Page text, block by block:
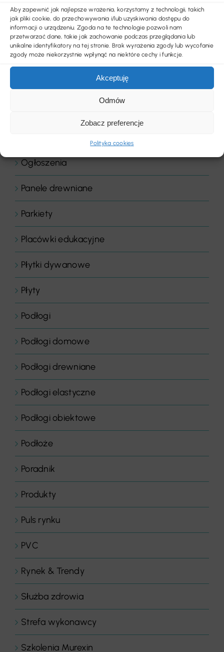
Aby zapewnić jak najlepsze wrażenia, korzystamy z technologii, takich
jak pliki cookie, do przechowywania i/lub uzyskiwania dostępu do
informacji o urządzeniu. Zgoda na te technologie pozwoli nam
przetwarzać dane, takie jak zachowanie podczas przeglądania lub
unikalne identyfikatory na tej stronie. Brak wyrażenia zgody lub wycofanie
zgody może niekorzystnie wpłynąć na niektóre cechy i funkcje.
Akceptuję
Odmów
Zobacz preferencje
Polityka cookies
Listwy podłogowe
LVT
News
Nowości produktowe
Ogłoszenia
Panele drewniane
Parkiety
Placówki edukacyjne
Płytki dywanowe
Płyty
Podłogi
Podłogi domowe
Podłogi drewniane
Podłogi elastyczne
Podłogi obiektowe
Podłoże
Poradnik
Produkty
Puls rynku
PVC
Rynek & Trendy
Służba zdrowia
Strefa wykonawcy
Szkolenia Murexin